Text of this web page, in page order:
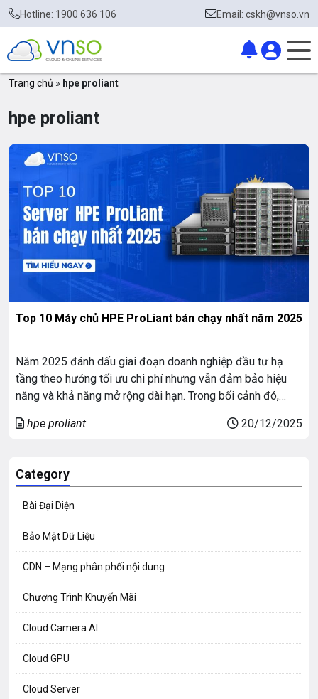
Hotline: 1900 636 106 Email: cskh@vnso.vn
Trang chủ » hpe proliant
hpe proliant
Top 10 Máy chủ HPE ProLiant bán chạy nhất năm 2025
Năm 2025 đánh dấu giai đoạn doanh nghiệp đầu tư hạ
tầng theo hướng tối ưu chi phí nhưng vẫn đảm bảo hiệu
năng và khả năng mở rộng dài hạn. Trong bối cảnh đó,
chọn nhiều nhất nhờ độ ổn định, […]
hpe proliant 20/12/2025
Category
Bài Đại Diện
Bảo Mật Dữ Liệu
CDN – Mạng phân phối nội dung
Chương Trình Khuyến Mãi
Cloud Camera AI
Cloud GPU
Cloud Server